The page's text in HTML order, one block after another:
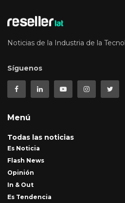
Noticias de la Industria de la
Síguenos
Menú
Todas las noticias
Es Noticia
Flash News
Opinión
In & Out
Es Tendencia